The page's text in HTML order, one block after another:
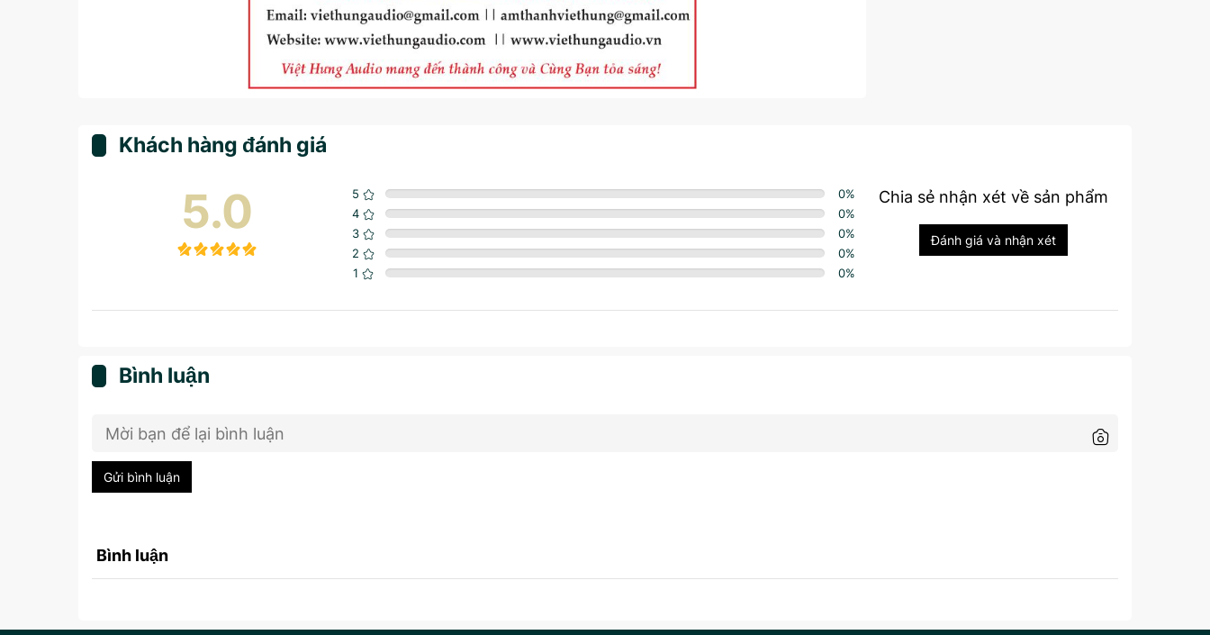
Khách hàng đánh giá
5.0 5 0%
4
0%
3
0%
2
0%
1
0%
Chia sẻ nhận xét về sản phẩm
Đánh giá và nhận xét
Bình luận
Gửi bình luận
Bình luận